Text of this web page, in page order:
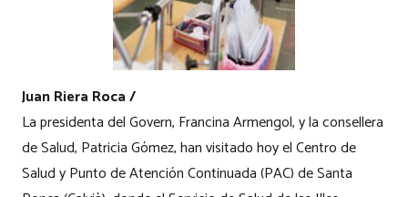
Juan Riera Roca /
La presidenta del Govern, Francina Armengol, y la consellera
de Salud, Patricia Gómez, han visitado hoy el Centro de
Salud y Punto de Atención Continuada (PAC) de Santa